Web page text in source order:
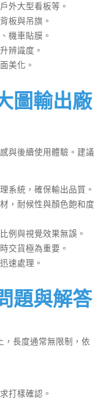
外大型看板等。
板與吊旗。
機車貼膜。
辨識度。
美化。
圖輸出廠
與後續使用體驗。建議
系統，確保輸出品質。
，耐候性與顏色飽和度
例與視覺效果無誤。
交貨極為重要。
速處理。
題與解答
，長度通常無限制，依
打樣確認。